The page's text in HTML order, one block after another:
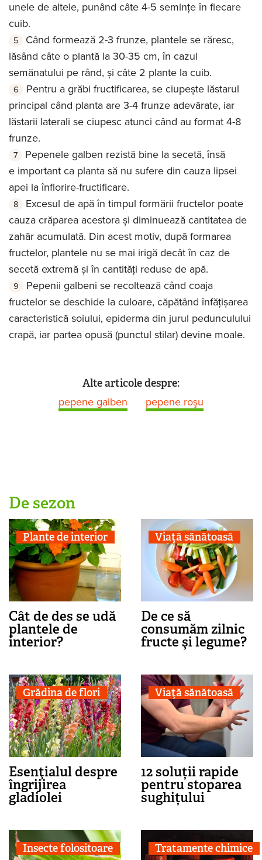
unele de altele, punând câte 4-5 semințe în fiecare
cuib.
Când formează 2-3 frunze, plantele se răresc,
lăsând câte o plantă la 30-35 cm, în cazul
semănatului pe rând, și câte 2 plante la cuib.
Pentru a grăbi fructificarea, se ciupește lăstarul
principal când planta are 3-4 frunze adevărate, iar
lăstarii laterali se ciupesc atunci când au format 4-8
frunze.
Pepenele galben rezistă bine la secetă, însă
e important ca planta să nu sufere din cauza lipsei
apei la înflorire-fructificare.
Excesul de apă în timpul formării fructelor poate
cauza crăparea acestora și diminuează cantitatea de
zahăr acumulată. Din acest motiv, după formarea
fructelor, plantele nu se mai irigă decât în caz de
secetă extremă și în cantități reduse de apă.
Pepenii galbeni se recoltează când coaja
fructelor se deschide la culoare, căpătând înfățișarea
caracteristică soiului, epiderma din jurul pedunculului
crapă, iar partea opusă (punctul stilar) devine moale.
Alte articole despre:
pepene galben pepene roşu
De sezon
Plante de interior
Cât de des se udă
plantele de
interior?
Viaţă sănătoasă
De ce să
consumăm zilnic
fructe şi legume?
Grădina de flori
Esenţialul despre
îngrijirea
gladiolei
Viaţă sănătoasă
12 soluții rapide
pentru stoparea
sughițului
Insecte folositoare Tratamente chimice